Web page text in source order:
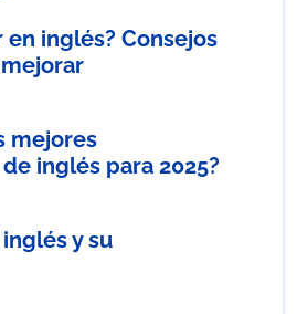
inglés? Consejos
mejores
inglés para 2025?
y su